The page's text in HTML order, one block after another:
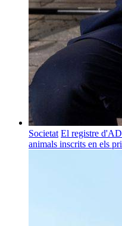
Societat El registre
animals inscrits en els